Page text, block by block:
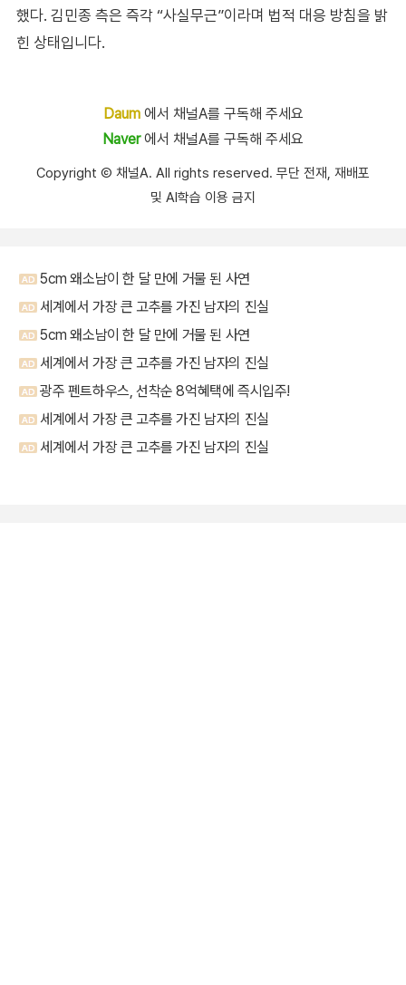
했다. 김민종 측은 즉각 “사실무근”이라며 법적 대응 방침을 밝
힌 상태입니다.
Daum에서 채널A를 구독해 주세요
Naver에서 채널A를 구독해 주세요
Copyright Ⓒ 채널A. All rights reserved. 무단 전재, 재배포
및 AI학습 이용 금지